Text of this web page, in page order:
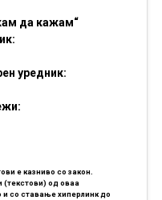
да кажам“
уредник:
е казниво со закон.
од оваа
со ставање хиперлинк до